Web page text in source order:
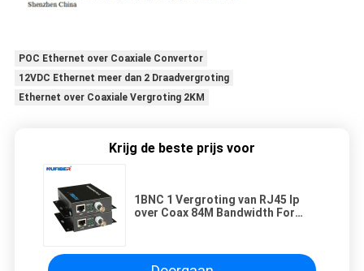
POC Ethernet over Coaxiale Convertor
12VDC Ethernet meer dan 2 Draadvergroting
Ethernet over Coaxiale Vergroting 2KM
Krijg de beste prijs voor
1BNC 1 Vergroting van RJ45 Ip
over Coax 84M Bandwidth For